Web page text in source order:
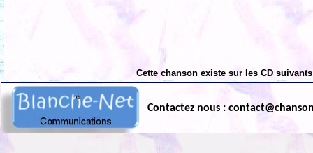
Cette chanson existe sur les CD
Contactez nous :